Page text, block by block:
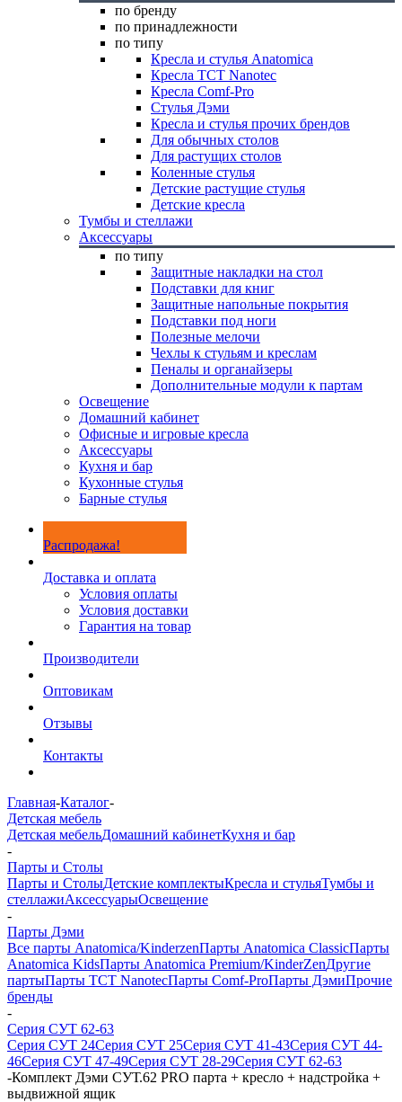
по бренду
по принадлежности
по типу
Кресла и стулья Anatomica
Кресла TCT Nanotec
Кресла Comf-Pro
Стулья Дэми
Кресла и стулья прочих брендов
Для обычных столов
Для растущих столов
Коленные стулья
Детские растущие стулья
Детские кресла
Тумбы и стеллажи
Аксессуары
по типу
Защитные накладки на стол
Подставки для книг
Защитные напольные покрытия
Подставки под ноги
Полезные мелочи
Чехлы к стульям и креслам
Пеналы и органайзеры
Дополнительные модули к партам
Освещение
Домашний кабинет
Офисные и игровые кресла
Аксессуары
Кухня и бар
Кухонные стулья
Барные стулья
Распродажа!
Доставка и оплата
Условия оплаты
Условия доставки
Гарантия на товар
Производители
Оптовикам
Отзывы
Контакты
Главная-Каталог-
Детская мебель
Детская мебельДомашний кабинетКухня и бар
-
Парты и Столы
Парты и СтолыДетские комплектыКресла и стульяТумбы и
стеллажиАксессуарыОсвещение
-
Парты Дэми
Все парты Anatomica/KinderzenПарты Anatomica ClassicПарты
Anatomica KidsПарты Anatomica Premium/KinderZenДругие
партыПарты TCT NanotecПарты Comf-ProПарты ДэмиПрочие
бренды
-
Серия СУТ 62-63
Серия СУТ 24Серия СУТ 25Серия СУТ 41-43Серия СУТ 44-
46Серия СУТ 47-49Серия СУТ 28-29Серия СУТ 62-63
-Комплект Дэми СУТ.62 PRO парта + кресло + надстройка +
выдвижной ящик